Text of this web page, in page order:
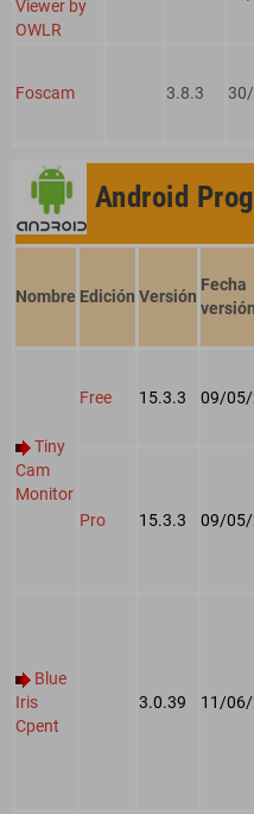
Viewer by
OWLR
Foscam 3.8.3
Android
Nombre Edición Versión
Fecha
versión
Tiny
Cam
Monitor
Free 15.3.3 09/05/
Pro 15.3.3 09/05/
Blue
Iris
Cpent
3.0.39 11/